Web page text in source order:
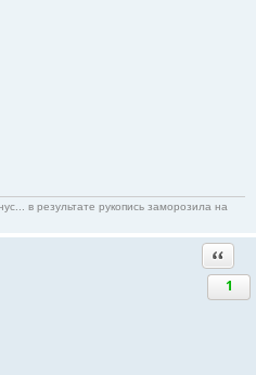
в результате рукопись заморозила на
1